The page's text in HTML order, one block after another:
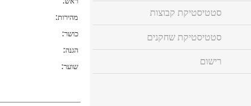
מהירות:
כושר:
הגנה:
שוער:
סטטיסטיקת קבוצות
סטטיסטיקת שחקנים
רישום